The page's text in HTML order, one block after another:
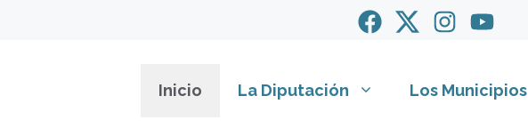
Inicio La Diputación Los Municipios